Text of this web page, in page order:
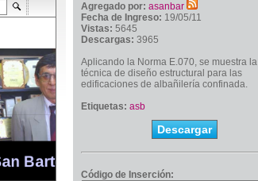
Agregado por: asanbar
Fecha de Ingreso: 19/05/11
Vistas: 5645
Descargas: 3965
Aplicando la Norma E.070, se muestra la
técnica de diseño estructural para las
edificaciones de albañilería confinada.
Etiquetas: asb
Descargar
Código de Inserción: